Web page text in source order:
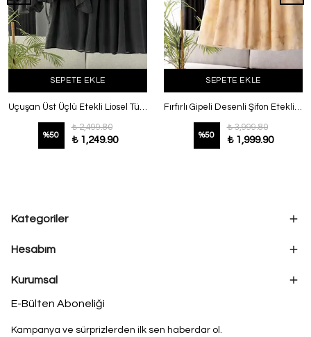
SEPETE EKLE
Uçuşan Üst Üçlü Etekli Liosel Tül Takım Füme
%50
₺ 2,499.80
₺ 1,249.90
SEPETE EKLE
Fırfırlı Gipeli Desenli Şifon Etekli Takım Sarı
%50
₺ 3,999.80
₺ 1,999.90
Kategoriler
Hesabım
Kurumsal
E-Bülten Aboneliği
Kampanya ve sürprizlerden ilk sen haberdar ol.